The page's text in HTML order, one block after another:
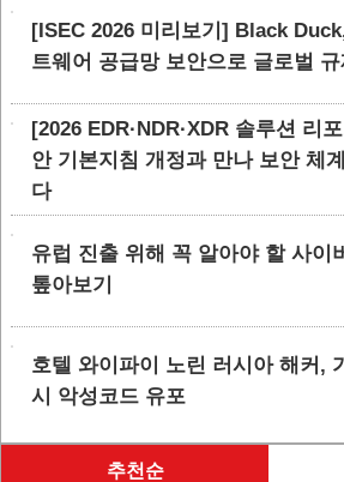
[ISEC 2026 미리보기] Black
트웨어 공급망 보안으로 글로벌
[2026 EDR·NDR·XDR 솔루션 리
안 기본지침 개정과 만나 보안 체
다
유럽 진출 위해 꼭 알아야 할 사이
톺아보기
호텔 와이파이 노린 러시아 해커,
시 악성코드 유포
추천순